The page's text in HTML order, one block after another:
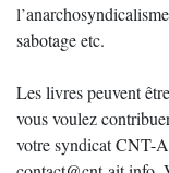
sabotage etc.
Les livres peuvent
vous voulez
votre syndicat CNT-